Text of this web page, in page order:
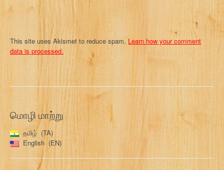
This site uses Akismet to reduce spam. Learn how your comment
data is processed.
மொழி மாற்று
தமிழ்
TA
English
EN